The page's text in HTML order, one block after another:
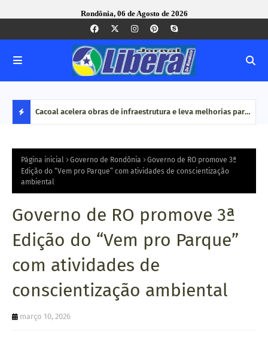
Rondônia, 06 de Agosto de 2026
S
T
Cacoal acelera obras de infraestrutura e leva melhorias para
Página inicial Governo de Rondônia
Governo de RO promove 3ª
Edição do “Vem pro Parque” com atividades de conscientização
ambiental
Governo de RO promove 3ª
Edição do “Vem pro Parque”
com atividades de
conscientização ambiental
março 10, 2026